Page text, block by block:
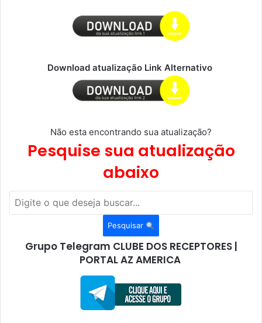
Download atualização Link Alternativo
Não esta encontrando sua atualização?
Pesquise sua atualização
abaixo
Pesquisar
Grupo Telegram CLUBE DOS RECEPTORES |
PORTAL AZ AMERICA